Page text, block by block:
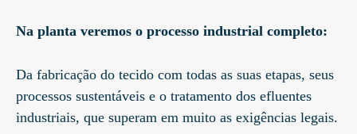
Na planta veremos o processo industrial completo:
Da fabricação do tecido com todas as suas etapas, seus
processos sustentáveis e o tratamento dos efluentes
industriais, que superam em muito as exigências legais.